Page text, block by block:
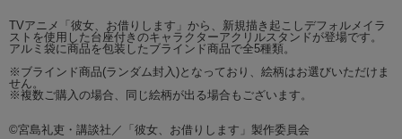
TVアニメ「彼女、お借りします」から、新規描き起こしデフォルメイラ
ストを使用した台座付きのキャラクターアクリルスタンドが登場です。
アルミ袋に商品を包装したブラインド商品で全5種類。
※ブラインド商品(ランダム封入)となっており、絵柄はお選びいただけま
せん。
※複数ご購入の場合、同じ絵柄が出る場合もございます。
©宮島礼吏・講談社／「彼女、お借りします」製作委員会